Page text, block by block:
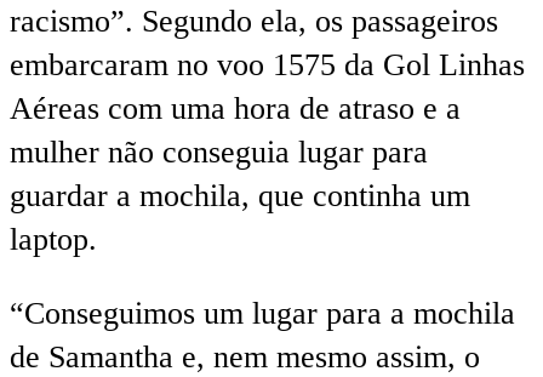
racismo”. Segundo ela, os passageiros
embarcaram no voo 1575 da Gol Linhas
Aéreas com uma hora de atraso e a
mulher não conseguia lugar para
guardar a mochila, que continha um
laptop.
“Conseguimos um lugar para a mochila
de Samantha e, nem mesmo assim, o